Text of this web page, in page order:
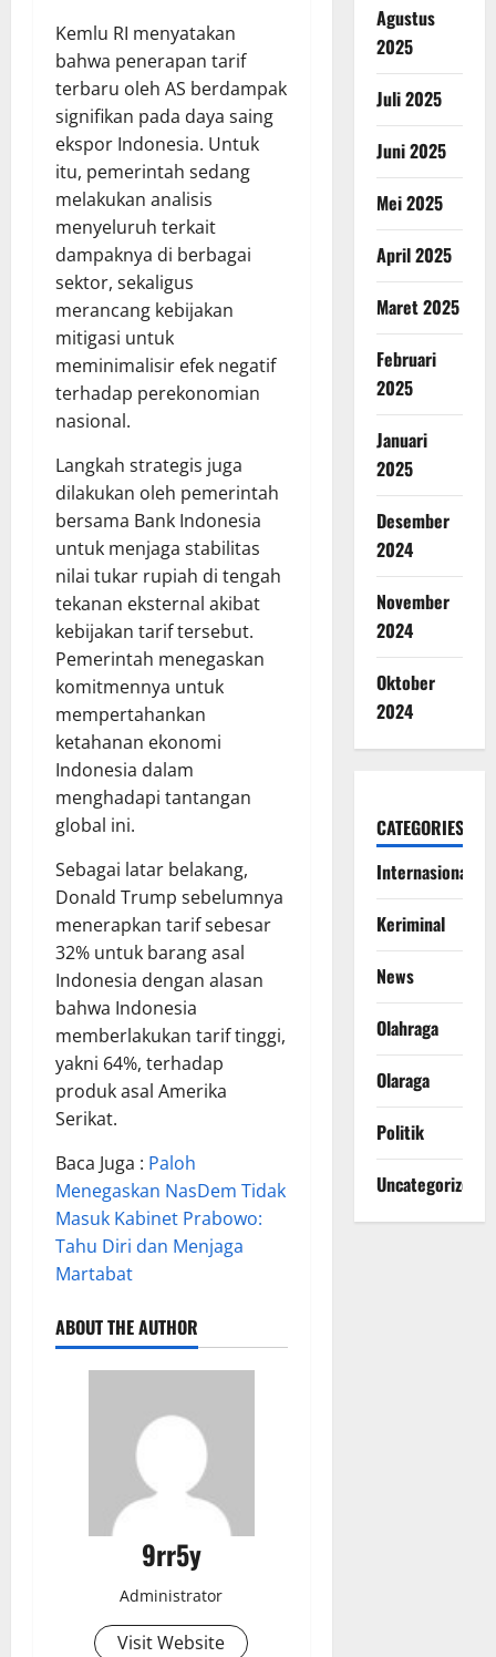
Kemlu RI menyatakan
bahwa penerapan tarif
terbaru oleh AS berdampak
signifikan pada daya saing
ekspor Indonesia. Untuk
itu, pemerintah sedang
melakukan analisis
menyeluruh terkait
dampaknya di berbagai
sektor, sekaligus
merancang kebijakan
mitigasi untuk
meminimalisir efek negatif
terhadap perekonomian
nasional.
Langkah strategis juga
dilakukan oleh pemerintah
bersama Bank Indonesia
untuk menjaga stabilitas
nilai tukar rupiah di tengah
tekanan eksternal akibat
kebijakan tarif tersebut.
Pemerintah menegaskan
komitmennya untuk
mempertahankan
ketahanan ekonomi
Indonesia dalam
menghadapi tantangan
global ini.
Sebagai latar belakang,
Donald Trump sebelumnya
menerapkan tarif sebesar
32% untuk barang asal
Indonesia dengan alasan
bahwa Indonesia
memberlakukan tarif tinggi,
yakni 64%, terhadap
produk asal Amerika
Serikat.
Baca Juga : Paloh
Menegaskan NasDem Tidak
Masuk Kabinet Prabowo:
Tahu Diri dan Menjaga
Martabat
ABOUT THE AUTHOR
9rr5y
Administrator
Visit Website
Agustus
2025
Juli 2025
Juni 2025
Mei 2025
April 2025
Maret 2025
Februari
2025
Januari
2025
Desember
2024
November
2024
Oktober
2024
CATEGORIES
Internasional
Keriminal
News
Olahraga
Olaraga
Politik
Uncategorized